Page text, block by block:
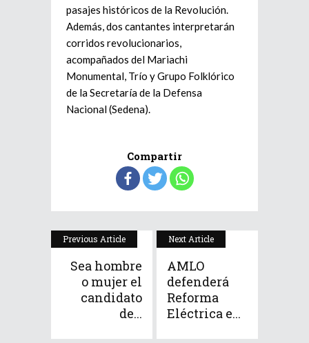
pasajes históricos de la Revolución.
Además, dos cantantes interpretarán
corridos revolucionarios,
acompañados del Mariachi
Monumental, Trío y Grupo Folklórico
de la Secretaría de la Defensa
Nacional (Sedena).
Compartir
Previous Article
Sea hombre
o mujer el
candidato
de...
Next Article
AMLO
defenderá
Reforma
Eléctrica e...